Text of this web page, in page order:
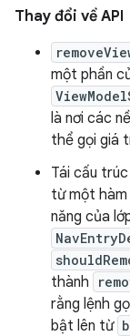
Thay đổi về API
một phần
là nơi các
thể gọi giá
Tái cấu trúc
từ một
năng của
thành
rằng lệnh
bật lên từ